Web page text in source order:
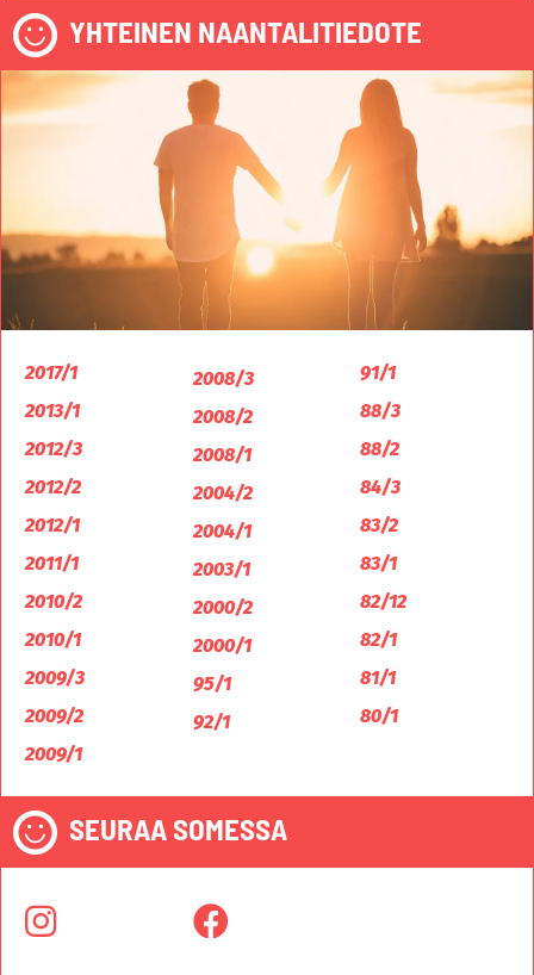
YHTEINEN NAANTALITIEDOTE
2017/1
2013/1
2012/3
2012/2
2012/1
2011/1
2010/2
2010/1
2009/3
2009/2
2009/1
2008/3
2008/2
2008/1
2004/2
2004/1
2003/1
2000/2
2000/1
95/1
92/1
91/1
88/3
88/2
84/3
83/2
83/1
82/12
82/1
81/1
80/1
SEURAA SOMESSA